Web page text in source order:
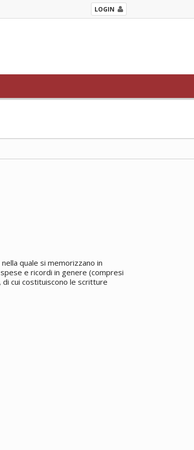
LOGIN
quale si memorizzano in
e ricordi in genere (compresi
cui costituiscono le scritture